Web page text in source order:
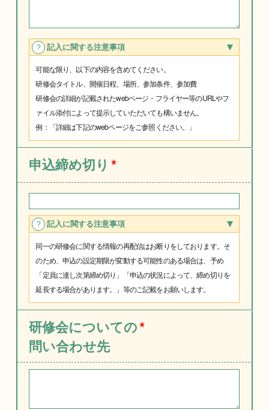
記入に関する注意事項
可能な限り、以下の内容を含めてください。
研修会タイトル、開催日程、場所、参加条件、参加費
研修会の詳細が記載されたwebページ・フライヤー等のURLやフ
ァイル添付によって提示していただいても構いません。
例：「詳細は下記のwebページをご参照ください。」
申込締め切り *
記入に関する注意事項
同一の研修会に関する情報の再配信はお断りをしております。そ
のため、申込の設定期限が変動する可能性のある場合は、予め
「定員に達し次第締め切り」「申込の状況によって、締め切りを
延長する場合があります。」等のご記載をお願いします。
研修会についての
問い合わせ先
*